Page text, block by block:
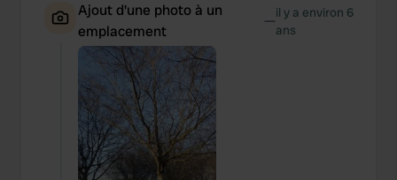
Ajout d'une photo à un
emplacement
—il y a environ 6
ans